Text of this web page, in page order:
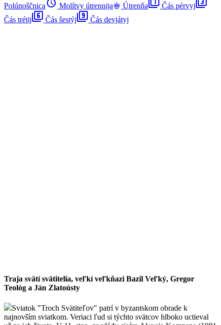
Polúnoščnicaalarm Molítvy útrennija Útrenňafilter_1 Čás pérvyjfilter_3
Čás trétijfilter_6 Čás šestýjfilter_9 Čás devjátyj
Traja svätí svätitelia, veľkí veľkňazi Bazil Veľký, Gregor
Teológ a Ján Zlatoústy
Sviatok "Troch Svätiteľov" patrí v byzantskom obrade k najnovším sviatkom. Veriaci ľud si týchto svätcov hlboko uctieval už za ich života. V 11. stor., za vlády cisára Alexeja Komnena (1081 - 1118), vznikol v Carihrade spor o to, ktorý z týchto svätcov je pred Bohom najväčší. V tedy sa biskupovi Jánovi z mesta Euchataiti, zjavilli svätí, najprv jednotlivo, a potom spoločne, mu povedali: "Pred Bohom sme si rovní. Hlásali sme mier a usilovali o jednotu kresťanstva. A teraz si prajeme pokoj medzi kresťanmi. Na dôkaz našej rovnosti pred Bohom nám ustanovíš v jeden deň spoločný sviatok. My na svojich ctiteľov budeme pamätať v príhovore pri Božom tróne." Tak bol ustanovený v roku 1084 v Carihrade tento sviatok. Gregor Bohoslovec, konštantinopolský arcibiskup Narodil sa okolo roku 330 v kappadóckom meste Nazián. Jeho otec, pôvodom pohan, sa ešte pred Gregorovým narodením obrátil ku kresťanstvu, neskoršie sa stal v Naziáne biskupom. Za svoju náboženskú výchovu vďači Gregor predovšetkým svojej matke Nonne. Čoskoro sa rozhodol pre panenský stav. Študoval rétoriku. Najprv v Cézarei Kapadockej, kde sa zoznamil so sv. Bazilom (1.1), a potom v Cézarei palestínskej. Ďalej cestoval loďou do Alexandrie za ďalšími štúdiami. Neďaleko Cypru ich zastihla búrka. Gregor v smrteľnej úzkosti učinil sľub, že ak sa zachráni, zasvätí celý svoj život Bohu. Loď sa nepotopila, šťastne zakotvila v Alexandrii. Tam Gregor spoznal sv. Atanáza (2.5), učil sa u Tespesia. Z Alexandrie odišiel do Atén, kde začalo jeho skutočné priateľstvo s Bazilom. Spoločne bývali, spoločne jedli, spoločne sa učili. Za nejaký čas predstihli svojich učiteľov. Podľa slov sv. Gregora, poznali len dve cesty: jedná z nich viedla do chrámu a druhá do školy. Keď sv. Bazil odišiel do Egypta, zostal Gregor v Aténach, kde prijal miesto učiteľa. Tu ho zastihla správa o povýšení jeho otca na naziánsky biskupský stolec. Aby mu mohol pomáhať, vrátil sa Gregor roku 359 do Naziánu, kde ho otec pokrstil. Čo skoro v Gregorovi zavládla túžba po mníšskom živote. Odišiel k sv. Bazilovi do pontskej púšte. Jeho pobyt tam netrval dlho. Roku 361 ho otec zavolal, aby mu pomohol spravovať biskupstvo. Po návrate do Naziánu ho otec proti jeho vôli vysvätil na kňaza. Aktívny život ho však neuspokojoval, preto sa znovu utiahol do samoty. Keď sa dozvedel, že jeho otec z neznalosti podpísal poloariánsku teologickú formulu, čo vyvolalo pobúrenie zo strany mníchov. Vrátil sa, aby mu pomohol, aby verejne vyznal dogmatické ustanovenie nicejského koncilu. Gregor sa ďalších 10 rokov venoval pastierskej a kazateľskej činnosti. Nová etapa v Gregorovom živote nastala vtedy, keď sa sv. Bazil stal v roku 370 cézarejským arcibiskupom, a tým metropolitom celej Kappadócie. Ariánsky cisár Valens chcel obmedziť Bazilov vplyv. Preto rozdelil Kappádociu na dve metropoly. Bzail chcel oslabiť tento zásah, preto vytvoril niekoľko nových biskupstiev. Nalehal na Gregora, aby prevzal vedenie sasimského biskupstva. Kaď odmietol, Bazil prišiel do Naziánu roku 372 a Gregora proti jeho vôli vysvätil na biskupa. Ten neskôr odišiel da Sasimy. Bol sklamaný, pretože kraj bol nehostinný, bez lesov a vody, mesto bolo v horách, plné obchodníkov a cudzích ľudí. Rozhorčený Gregor napísal Bazilovi: "Z nášho priateľstva som sa naučil, ž e človek nemá dôverovať žiadnému priateľovi." Keď si tyánsky arcibiskup robil nároky na Sasimu, Gregor sa rád vzdal tohto miesta. Nevykonajúc v Sasime ani jedinú bohoslužbu vrátil sa k svojmu takmer 100 ročnému otcovi. Po smrti rodičov (roku 374) odišiel do monastiera sv. Tekly v isaurskej Leleucii, kde začal žiť v tichosti a rozjímaní, tak ako si to vždy predstavoval. Tam ho zastihla aj správa o smrti sv. Bazila. Po smrti cisára Valensa (r 378) prosili carihradskí pravoverní katolíci Gregora, aby prišiel do hlavného mesta a spravoval arcibiskupstvo. Ke prišiel do carihradu, našiel tu neutíšené pomery. Pravoverní boli v menšine, nemali ani vlastný chrám. Preto im zriadil kaplnku, ktorú nazval "Anastasis" (vzkriesenie). Tu predniesol svoje známe teologické prednášky o Najsvätejšej Trojici. Čoskoro začali chodiť ku Gregorovi heretici, pohania a židia. Zriekali sa svojich omylov. Biskup ich privádzal do Cirkvi. Čoskoro heretici začali strojiť proti Gregorovi úklady. Ohovárali ho, napadali jeho poslucháčov, snažili sa proti nemu pobúriť ľud, dokonca mu chceli siahnuť na život. Svätec však vytrval, nikdy neklesal na duchu. V r380 vstúpil do mesta cisár Teodóz a odovzdal katolíkom všetky vyznamnejšie chrámy, ktoré im boli odňaté pred 40 rokmi. Gregorovi neubližovali len nepriatelia viery, ale aj vlastní.Egyptskí biskupi, ktorí s nim boli v spoločenstve, vysvetili za carihradského biskupa akéhosi Maxima, človeka pochybných mravov. Neskoršie Maxima síce vyhnali, ale na určitú dobu našiel záštitu v Ríme, kde boli zle informovaní. Keď Gregor onemocnel chcel opustiť carihradskú katedru, ale ľud ho zadržal slovami: "Spoločne s tebou odíde aj Trojica." A tak zostal až do II. všeobecného koncilu v Carihrade (r381), kde mala byť riešená otázka nástupcu posledného carihradského biskupa. Na koncile bol Gregor potvrdený vo funkcii a po smrti biskupa Melécia (12.2) sa stal aj predsedom snemu. Gregor sa však rozišiel s väčšinou účastníkov v názore na tzv. "Antiochijský rozkol." Preto sa proti nemu obrátila dávna nenávisť. Mnohí ho začali obviňovať, že v boji s arianizmom nepovolal svetskú moc. Nakoniec bola vyzdvihnutá i otázka právoplatnosti Gregorovho biskupského pôsobenia v Carihrade, keďže sa úradne nezriekol Sasimského biskupstva. Pritom jeho nepriatelia zamlčovali, že ide o intrigy. Keď Gregor videl rozdvojenie, vystúpil na koncile a riekol: "Muži a bratia vo vedení svätého Kristovho stáda! Hanbite sa! Druhých máte učiť, aby zachovávali pokoj, a pritom sa hádate medzi sebou! Ako môžete iných utvrdzovať v jednote, ak nie ste jednotní medzi sebou? Ja vás však prosím pred jednopodstatnou Trojicou, aby ste sa uznierili, žili vo vzájomnej láske, aby ste jednotne mohli riešiť cirkevné otázky. Ak som vinný za vaše rozdelenie, nie som nijako dôstojnejší ako prokor Jonáš. Vyhoďte ma z lode, búrka tak prestane. A keď nenesiem vinu za túto búrku, i tak som ochotný trpieť ak to chcete. Len sa zmierte medzi sebou, a buďte jednej mysle. Zvrhnite ma zo stolca, vyžeňte z mesta, no len milujte pravdu a pokoj!" Po týchto slovách Gregor opustil koncil i Carihrad. Odišiel do Naziánu, kde viedol biskupstvo do r 383. V tom roku tam bol za biskupa ustanovený Eulálius. Gregor sa r 383 usadil na majetku v Ariante, ktorý zdedil po rodičoch. Tam konečne mal kľud. Jeho jedinou rozkošou bola záhradka, studnička a tmavý les. Tam napísal väčšinu svojich básni a listov. Svoj život ukončil r 389. S poctami bol pochovaný v Naziáne. Jeho pozostatky boli boli r 950 prenesené do Carihradu, odkiaľ sa ich časť dostala do Ríma, kde sú uložené v Bazilike sv. Petra. Svätý Bazil Veľký, arcibiskup kapadóckej Cézarey V staroveku vynikala vysokou vzdelanosťou obyvateľstva predovšetkým Kapadócia (Kappadokia), východná časť Malej Ázie, dnešného Turecka. V jej hlavnom meste Cézarea (Kaisareia) bývali aj Bazil a Emmélia, manželia svätého života (pamiatka 8. alebo 30. mája, v Rusku 1. januára). Pochádzali z popredných rodov s bohatou kresťanskou tradíciou a mali desať detí. Dcéra Makrína sa rozhodla po nečakanej smrti snúbenca pre mníšsky život a uctievame ju ako svätú (liturgická pamiatka 19. júla), ďalšie štyri dcéry sa vydali. Spomedzi piatich synov jeden zomrel krátko po narodení, Naukratios bol prísnym askétom a je vyhlásený za svätého (pamiatka 8. júna), ďalší traja synovia sa stali biskupmi a aj ich považujeme za svätých: Bazil dostal prívlastok Veľký (liturgická pamiatka 1. a 30. januára)a bol biskupom v Cézarei, Peter v Sebastei (pamiatka 9. januára) a Gregor v Nysse (liturgická pamiatka 10. januára). Bazil (Basileos), v slovanskej podobe tiež Vasil, sa narodil okolo roku 330. Otec sa venoval nielen jeho kresťanskej formácii, ale aj vzdelávaniu. Silne ho ovplyvnila stará matka Makrína, totiž Makrína Staršia, žiačka svätého Gregora Divotvorcu, neocézarejského biskupa (liturgická pamiatka 17. novembra), ktorú tiež považujeme za svätú (pamiatka 30. mája). Budúci svätec študoval najprv v rodnej Cézarei, potom u slávneho sofistu Libania v Konštantínopole, a napokon u viacerých vychýrených učiteľov v Aténach. Tam sa spoznal s budúcim cisárom Juliánom Odpadlíkom (361 – 363) a tam sa zrodilo jeho hlboké priateľstvo so svätým Gregorom Teológom (liturgická pamiatka 25. a 30. januára), neskorším konštantínopolským patriarchom (379 – 381). Okolo roku 356 sa vrátil do Cézarey a pôsobil ako učiteľ rétoriky. V tom čase sa objavili u Bazila sklony k namyslenosti, no jeho sestra Makrína ho „priviedla k rozumu“, a dokonca v ňom prebudila túžbu po živote zasvätenom Bohu. Bazil preto vycestoval do Egypta, aby sa zoznámil s poprednými učiteľmi duchovnosti, akými boli Pachómios Veľký (liturgická pamiatka 15. mája) a Makarios Egyptský (liturgická pamiatka 19. januára). Na svojej zastávke v Aténach priviedol ku kresťanskej viere svojho niekdajšieho učiteľa Ebbula. V Jeruzaleme prijal svätý krst (v tom čase sa bežne odkladal na obdobie dospelosti), v Antiochii bol vysvätený na diakona a veľa sa venoval vysvetľovaniu Svätého písma. Po krátkom čase sa vrátil do Cézarey, kde ho miestny arcibiskup Eusebios vysvätil na kňaza. Jeho úspechy však vyvolali hierarchovu žiarlivosť, preto sa Bazil utiahol na rodinný pozemok Annisoi (dnes oproti dedinke Sunisa-Uluköy) a venoval sa vlastnému duchovnému rastu. Zhromaždil okolo seba viacerých mužov, okrem iného aj svojho priateľa Gregora Teológa, a napísal pravidlá spoločného mníšskeho života, ktorými sa veľká časť východných mníchov riadi dodnes a ktorými sa inšpiroval aj svätý Benedikt (liturgická pamiatka 14. marca) pri zostavovaní pravidiel života západných rehoľníkov – benediktínov. Po istom čase arcibiskup Eusebios oľutoval svoje správanie a požiadal Bazila, aby sa vrátil a pomohol mu v zápase proti arianizmu (mylné učenie, p